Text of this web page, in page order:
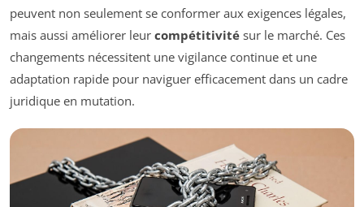
peuvent non seulement se conformer aux exigences légales,
mais aussi améliorer leur compétitivité sur le marché. Ces
changements nécessitent une vigilance continue et une
adaptation rapide pour naviguer efficacement dans un cadre
juridique en mutation.